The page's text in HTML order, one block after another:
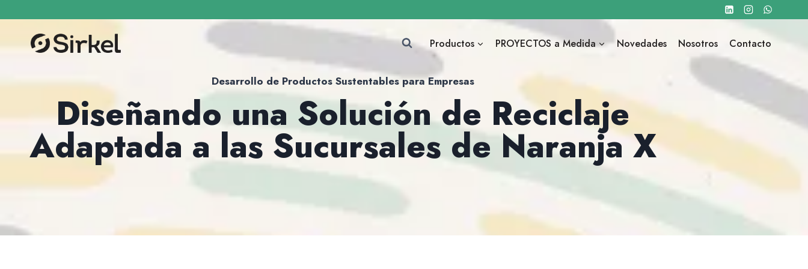
Productos PROYECTOS a Medida Novedades Nosotros Contacto
Desarrollo de Productos Sustentables para Empresas
Diseñando una Solución de Reciclaje
Adaptada a las Sucursales de Naranja X